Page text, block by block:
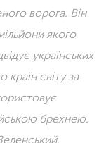
ворога. Він
якого
українських
країн світу за
брехнею.